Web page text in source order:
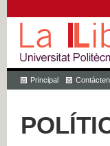
Principal